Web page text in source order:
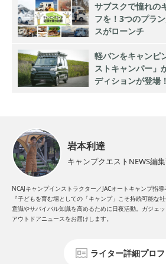
サブスクで憧れの
フを！3つのプラ
スがローンチ
軽バンをキャンピ
ストキャンパー」
ディションが登場！
岩本利達
キャンプクエストNEWS編
NCAJキャンプインストラクター／JACオートキャンプ指導
『子どもを育む場としての「キャンプ」こそ持続可能な
意識やサバイバル知識を高めるために日夜活動。ガジェ
アウトドアニュースをお届けします。
ライター詳細プロ